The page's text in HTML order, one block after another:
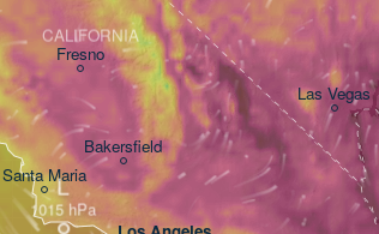
Las Vegas
Fresno
Santa Maria
Bakersfield
CALIFORNIA
L